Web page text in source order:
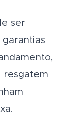
ser
resgatem